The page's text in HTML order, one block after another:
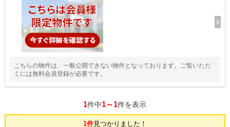
こちらの物件は、一般公開できない物件となっております。ご覧いただ
くには無料会員登録が必要です。
1件中1～1件を表示
1件見つかりました！